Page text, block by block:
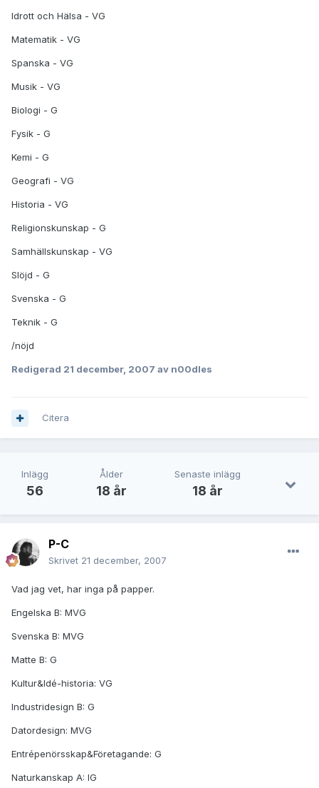
Idrott och Hälsa - VG
Matematik - VG
Spanska - VG
Musik - VG
Biologi - G
Fysik - G
Kemi - G
Geografi - VG
Historia - VG
Religionskunskap - G
Samhällskunskap - VG
Slöjd - G
Svenska - G
Teknik - G
/nöjd
Redigerad 21 december, 2007 av n00dles
Citera
Inlägg
56
Ålder
18 år
Senaste inlägg
18 år
P-C
Skrivet 21 december, 2007
Vad jag vet, har inga på papper.
Engelska B: MVG
Svenska B: MVG
Matte B: G
Kultur&Idé-historia: VG
Industridesign B: G
Datordesign: MVG
Entrépenörsskap&Företagande: G
Naturkanskap A: IG